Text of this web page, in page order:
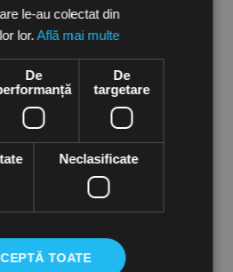
Cumpara
GUARD 150C Lungime
1,5M (Sonniger Polonia)
in stoc
le-au colectat din
lor.Află mai multe
De
De
targetare
Neclasificate
TOATE